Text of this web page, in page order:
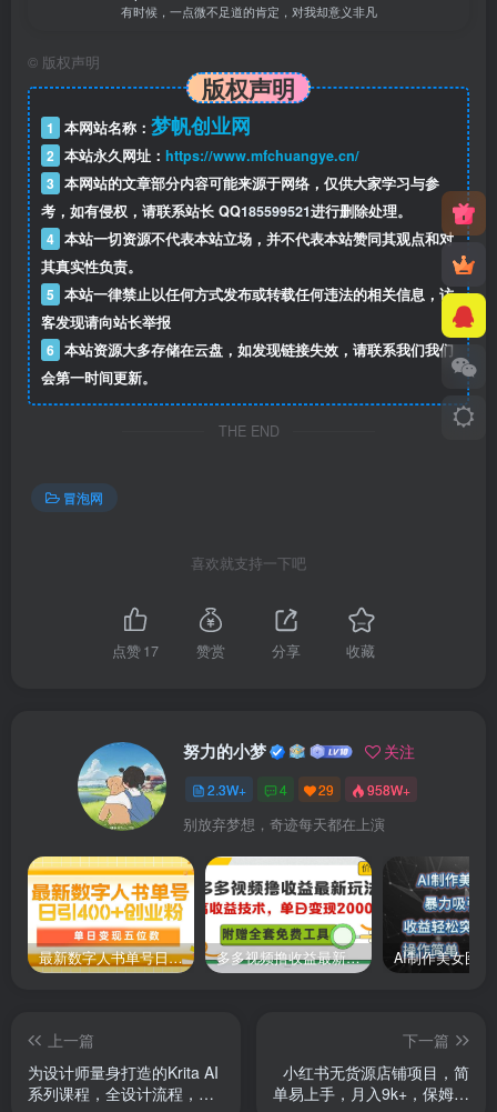
有时候，一点微不足道的肯定，对我却意义非凡
© 版权声明
版权声明
1 本网站名称： 梦帆创业网
2 本站永久网址： https://www.mfchuangye.cn/
3 本网站的文章部分内容可能来源于网络，仅供大家学习与参
考，如有侵权，请联系站长 QQ185599521进行删除处理。
4 本站一切资源不代表本站立场，并不代表本站赞同其观点和对
其真实性负责。
5 本站一律禁止以任何方式发布或转载任何违法的相关信息，访
客发现请向站长举报
6 本站资源大多存储在云盘，如发现链接失效，请联系我们我们
会第一时间更新。
THE END
冒泡网
喜欢就支持一下吧
点赞17 赞赏 分享 收藏
努力的小梦 关注
2.3W+ 4 29 958W+
别放弃梦想，奇迹每天都在上演
最新数字人书单号日400+创业粉，单日变现五位数，市面卖5980附软件和详… 多多视频撸收益最新玩法，高收益技术，单日变现2000+，附赠全套技术资料
上一篇
为设计师量身打造的Krita AI
系列课程，全设计流程，实
下一篇
小红书无货源店铺项目，简
单易上手，月入9k+，保姆级